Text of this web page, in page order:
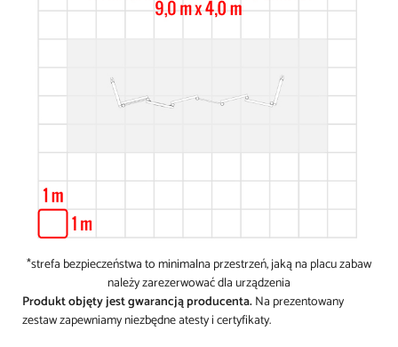
*strefa bezpieczeństwa to minimalna przestrzeń, jaką na placu zabaw
należy zarezerwować dla urządzenia
Produkt objęty jest gwarancją producenta.Na prezentowany
zestaw zapewniamy niezbędne atesty i certyfikaty.